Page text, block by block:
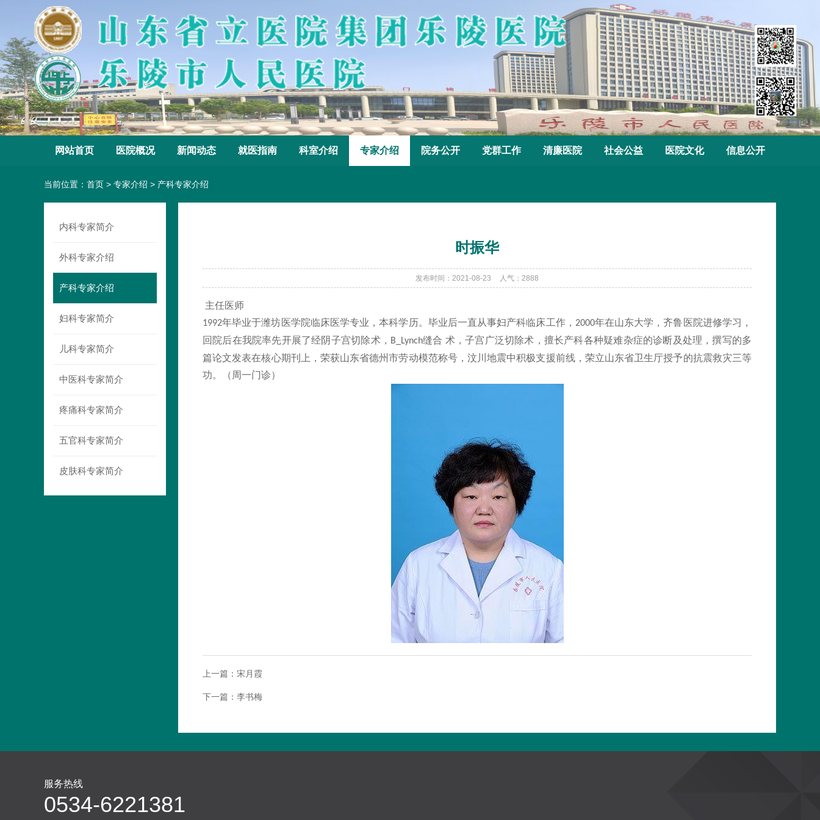
网站首页 医院概况 新闻动态 就医指南 科室介绍 专家介绍 院务公开 党群工作 清廉医院 社会公益 医院文化 信息公开
当前位置： 首页 > 专家介绍 > 产科专家介绍
内科专家简介
外科专家介绍
产科专家介绍
妇科专家简介
儿科专家简介
中医科专家简介
疼痛科专家简介
五官科专家简介
皮肤科专家简介
时振华
发布时间：2021-08-23 人气： 2888
主任医师
1992年毕业于潍坊医学院临床医学专业，本科学历。毕业后一直从事妇产科临床工作， 2000年在山东大学，齐鲁医院进修学习，
回院后在我院率先开展了经阴子宫切除术， B_Lynch缝合 术，子宫广泛切除术，擅长产科各种疑难杂症的诊断及处理，撰写的多
篇论文发表在核心期刊上，荣获山东省德州市劳动模范称号，汶川地震中积极支援前线，荣立山东省卫生厅授予的抗震救灾三等
功。（周一门诊）
上一篇： 宋月霞
下一篇： 李书梅
服务热线
0534-6221381